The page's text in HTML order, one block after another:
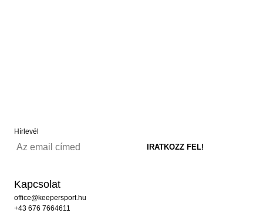
Hírlevél
Kapcsolat
office@keepersport.hu
+43 676 7664611